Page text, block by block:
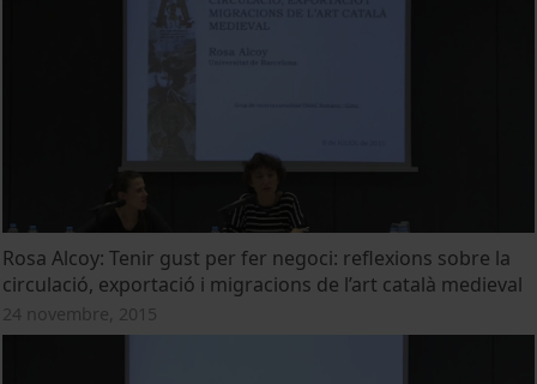
Rosa Alcoy: Tenir gust per fer negoci: reflexions sobre la
circulació, exportació i migracions de l’art català medieval
24 novembre, 2015